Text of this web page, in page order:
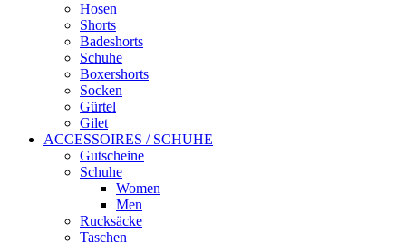
Hosen
Shorts
Badeshorts
Schuhe
Boxershorts
Socken
Gürtel
Gilet
ACCESSOIRES / SCHUHE
Gutscheine
Schuhe
Women
Men
Rucksäcke
Taschen